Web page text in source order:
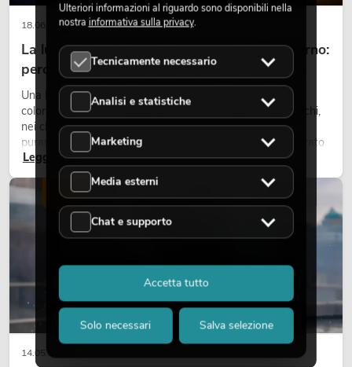
18.06.2026
La luce retrò nel design illuminotecnico moderno:
perché la luce calda torna ad avere successo
Una luce molto calda, superfici luminose visibili e accenti
colorati caratterizzano molti lighting design attuali su palchi,
nei club e negli eventi. La luce rétro non è un effetto
puramente nostalgico, ma uno strumento di design utilizzato
in modo consapevole: crea atmosfera, dona carattere alle
scene e può rendere più emozionali i setup LED tecnici.
Leggi ora
14.05.2026
LUCE
Ulteriori informazioni al riguardo sono disponibili nella
nostra informativa sulla privacy.
Tecnicamente necessario
Analisi e statistiche
Marketing
Media esterni
Chat e supporto
Solo necessari Salva selezione
Accetta tutto